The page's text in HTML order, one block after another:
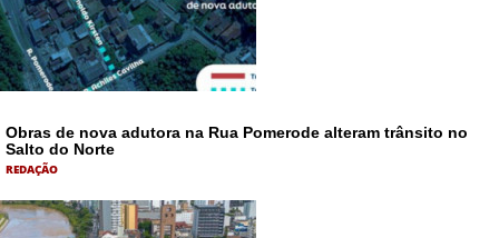
Obras de nova adutora na Rua Pomerode alteram trânsito no
Salto do Norte
REDAÇÃO